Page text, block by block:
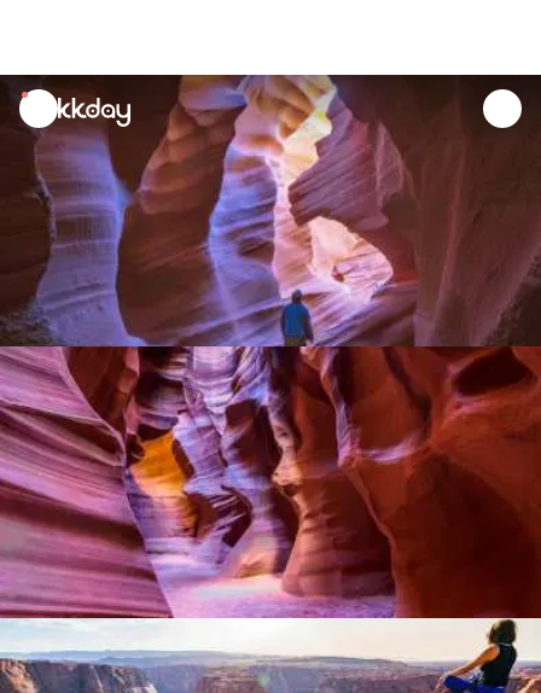
unread
notifications